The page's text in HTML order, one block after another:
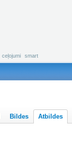
ceļojumi smart
Bildes Atbildes